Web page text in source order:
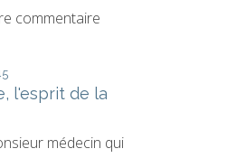
commentaire
l'esprit de la
médecin qui